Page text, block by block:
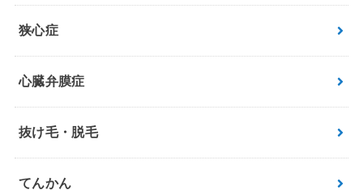
狭心症
心臓弁膜症
抜け毛・脱毛
てんかん